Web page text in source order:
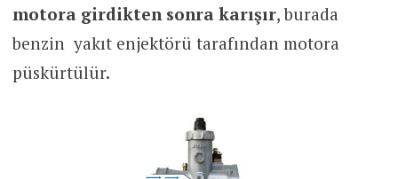
motora girdikten sonra karışır, burada
benzin yakıt enjektörü tarafından motora
püskürtülür.